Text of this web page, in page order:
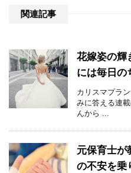
関連記事
花嫁姿の輝
には毎日の
カリスマプラ
みに答える連
んから ...
元保育士が
の不安を乗